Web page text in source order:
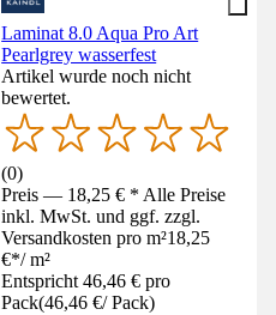
Laminat 8.0 Aqua Pro Art
Pearlgrey wasserfest
Artikel wurde noch nicht
bewertet.
(0)
Preis — 18,25 € * Alle Preise
inkl. MwSt. und ggf. zzgl.
Versandkosten pro m²18,25
€*/ m²
Entspricht 46,46 € pro
Pack(46,46 €/ Pack)